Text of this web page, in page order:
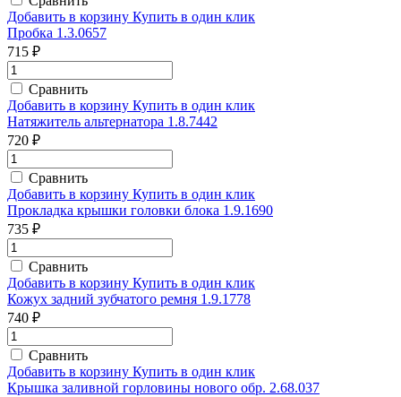
Добавить в корзину Купить в один клик
Пробка 1.3.0657
715 ₽
Сравнить
Добавить в корзину Купить в один клик
Натяжитель альтернатора 1.8.7442
720 ₽
Сравнить
Добавить в корзину Купить в один клик
Прокладка крышки головки блока 1.9.1690
735 ₽
Сравнить
Добавить в корзину Купить в один клик
Кожух задний зубчатого ремня 1.9.1778
740 ₽
Сравнить
Добавить в корзину Купить в один клик
Крышка заливной горловины нового обр. 2.68.037